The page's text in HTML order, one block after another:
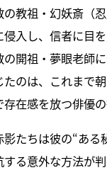
教祖・幻妖斎（
入し、信者に目
開祖・夢眼老師
のは、これまで
在感を放つ俳優の
たちは彼の“ある
る意外な方法が判